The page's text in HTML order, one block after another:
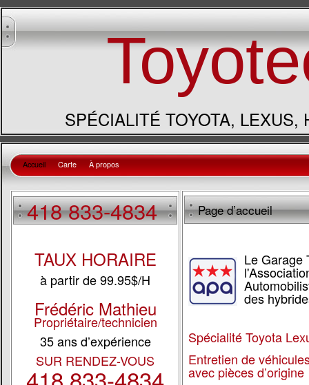
SPÉCIALITÉ TOYOTA, LEXUS,
Accueil Carte À propos
418 833-4834
TAUX HORAIRE
à partir de 99.95$/H
Frédéric Mathieu
Propriétaire/technicien
35 ans d’expérience
SUR RENDEZ-VOUS
Page d’accueil
Le Garage
des
Spécialité Toyota
Entretien de
avec pièces d’origine